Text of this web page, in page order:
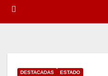
DESTACADAS ESTADO